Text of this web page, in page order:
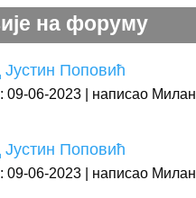
на форуму
Поповић
09-06-2023
написао Милан
Поповић
09-06-2023
написао Милан